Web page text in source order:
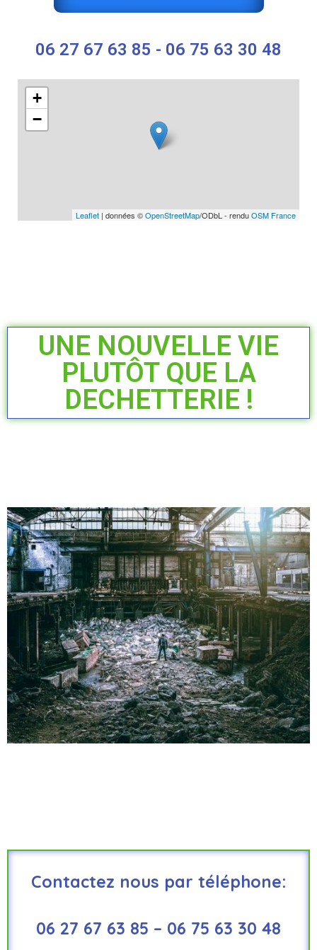
06 27 67 63 85 - 06 75 63 30 48
+
−
Leaflet | données ©OpenStreetMap/ODbL - renduOSM France
UNE NOUVELLE VIE
PLUTÔT QUE LA
DECHETTERIE !
Contactez nous par téléphone:
06 27 67 63 85 – 06 75 63 30 48